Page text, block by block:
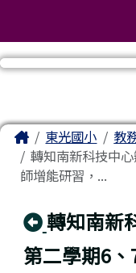
主內容區域
Home東光國小 教
轉知南新科技中
師增能研習，...
回上頁
轉知南新
第二學期6
頁尾區域